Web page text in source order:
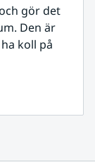
gör det
Den är
koll på